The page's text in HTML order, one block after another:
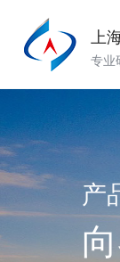
上
专业
产